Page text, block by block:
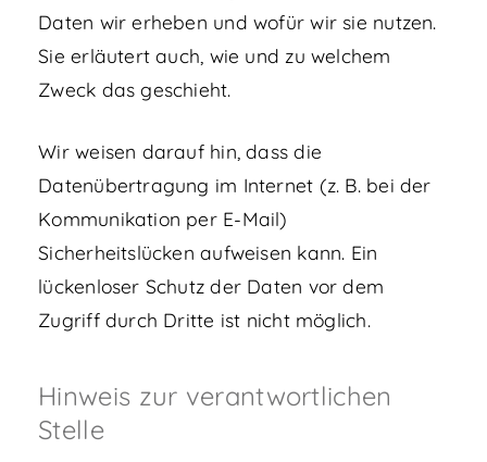
Daten wir erheben und wofür wir sie nutzen.
Sie erläutert auch, wie und zu welchem
Zweck das geschieht.
Wir weisen darauf hin, dass die
Datenübertragung im Internet (z. B. bei der
Kommunikation per E-Mail)
Sicherheitslücken aufweisen kann. Ein
lückenloser Schutz der Daten vor dem
Zugriff durch Dritte ist nicht möglich.
Hinweis zur verantwortlichen
Stelle